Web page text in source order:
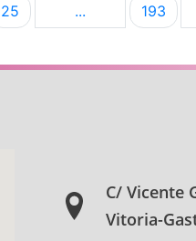
TAB para desplazarse.
Página
25 ...Páginas 193
C/ Vicente
Vitoria-